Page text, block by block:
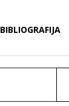
BIBLIOGRAFIJA